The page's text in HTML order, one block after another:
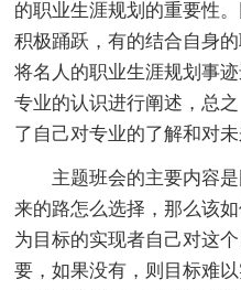
的职业生涯规划的重要性
积极踊跃，有的结合自身
将名人的职业生涯规划事
专业的认识进行阐述，总
了自己对专业的了解和对未
主题班会的主要内容
来的路怎么选择，那么该
为目标的实现者自己对这
要，如果没有，则目标难